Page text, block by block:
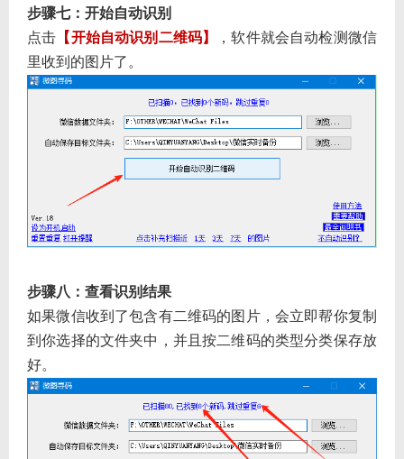
步骤七：开始自动识别
点击 【开始自动识别二维码】
，软件就会自动检测微信
里收到的图片了。
步骤八：查看识别结果
如果微信收到了包含有二维码的图片，会立即帮你复制
到你选择的文件夹中，并且按二维码的类型分类保存放
好。